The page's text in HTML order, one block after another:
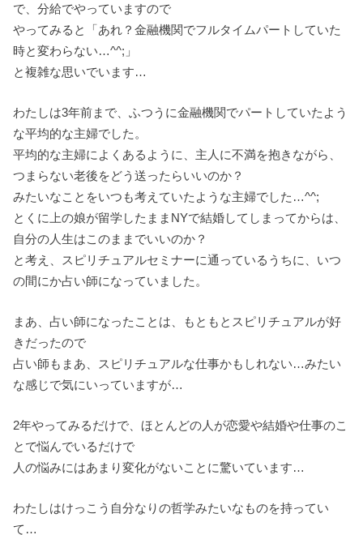
で、分給でやっていますので
やってみると「あれ？金融機関でフルタイムパートしていた
時と変わらない…^^;」
と複雑な思いでいます…
わたしは3年前まで、ふつうに金融機関でパートしていたよう
な平均的な主婦でした。
平均的な主婦によくあるように、主人に不満を抱きながら、
つまらない老後をどう送ったらいいのか？
みたいなことをいつも考えていたような主婦でした…^^;
とくに上の娘が留学したままNYで結婚してしまってからは、
自分の人生はこのままでいいのか？
と考え、スピリチュアルセミナーに通っているうちに、いつ
の間にか占い師になっていました。
まあ、占い師になったことは、もともとスピリチュアルが好
きだったので
占い師もまあ、スピリチュアルな仕事かもしれない…みたい
な感じで気にいっていますが…
2年やってみるだけで、ほとんどの人が恋愛や結婚や仕事のこ
とで悩んでいるだけで
人の悩みにはあまり変化がないことに驚いています…
わたしはけっこう自分なりの哲学みたいなものを持ってい
て…